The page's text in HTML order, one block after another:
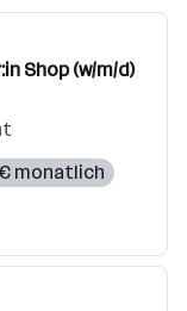
Shop (w/m/d)
€ monatlich